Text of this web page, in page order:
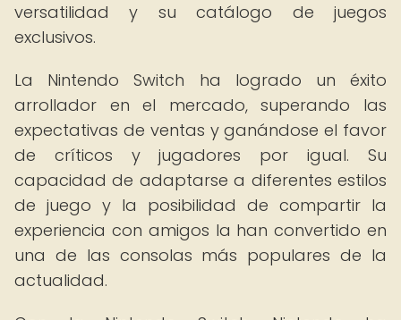
versatilidad y su catálogo de juegos
exclusivos.
La Nintendo Switch ha logrado un éxito
arrollador en el mercado, superando las
expectativas de ventas y ganándose el favor
de críticos y jugadores por igual. Su
capacidad de adaptarse a diferentes estilos
de juego y la posibilidad de compartir la
experiencia con amigos la han convertido en
una de las consolas más populares de la
actualidad.